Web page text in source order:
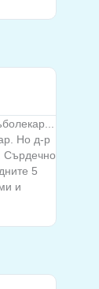
Но д-р
Сърдечно
5
и